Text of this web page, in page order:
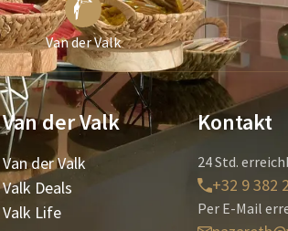
Van der Valk
Van der Valk
Van der Valk
Valk Deals
Valk Life
Kontakt
24 Std.
+32 9 382
Per E-Mail